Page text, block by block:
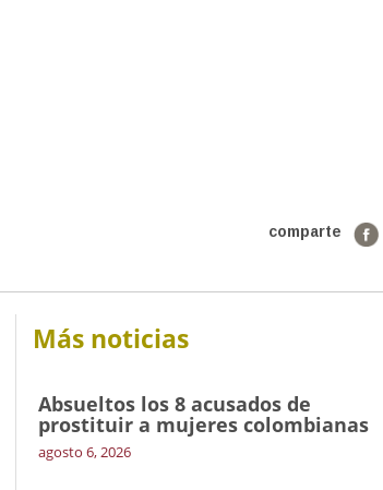
comparte
Más noticias
Absueltos los 8 acusados de
prostituir a mujeres colombianas
agosto 6, 2026